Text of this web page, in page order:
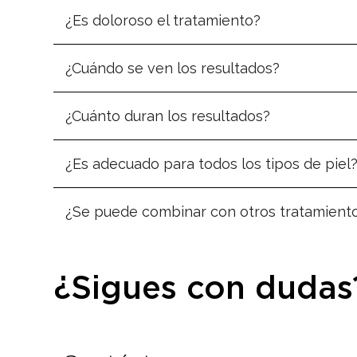
¿Es doloroso el tratamiento?
¿Cuándo se ven los resultados?
¿Cuánto duran los resultados?
¿Es adecuado para todos los tipos de piel?
¿Se puede combinar con otros
¿Sigues con